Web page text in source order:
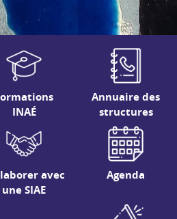
INAÉ
Annuaire des
structures
avec
une SIAE
Agenda